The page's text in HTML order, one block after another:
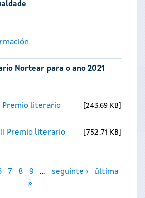
Nortear para o ano 2021
Premio literario
243.69 KB
Premio literario
752.71 KB
7 8 9 … seguinte ›
última
»